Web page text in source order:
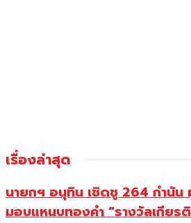
เรื่องล่าสุด
นายกฯ อนุทิน เชิดชู 264 กำนัน
มอบแหนบทองคำ “รางวัลเกียร